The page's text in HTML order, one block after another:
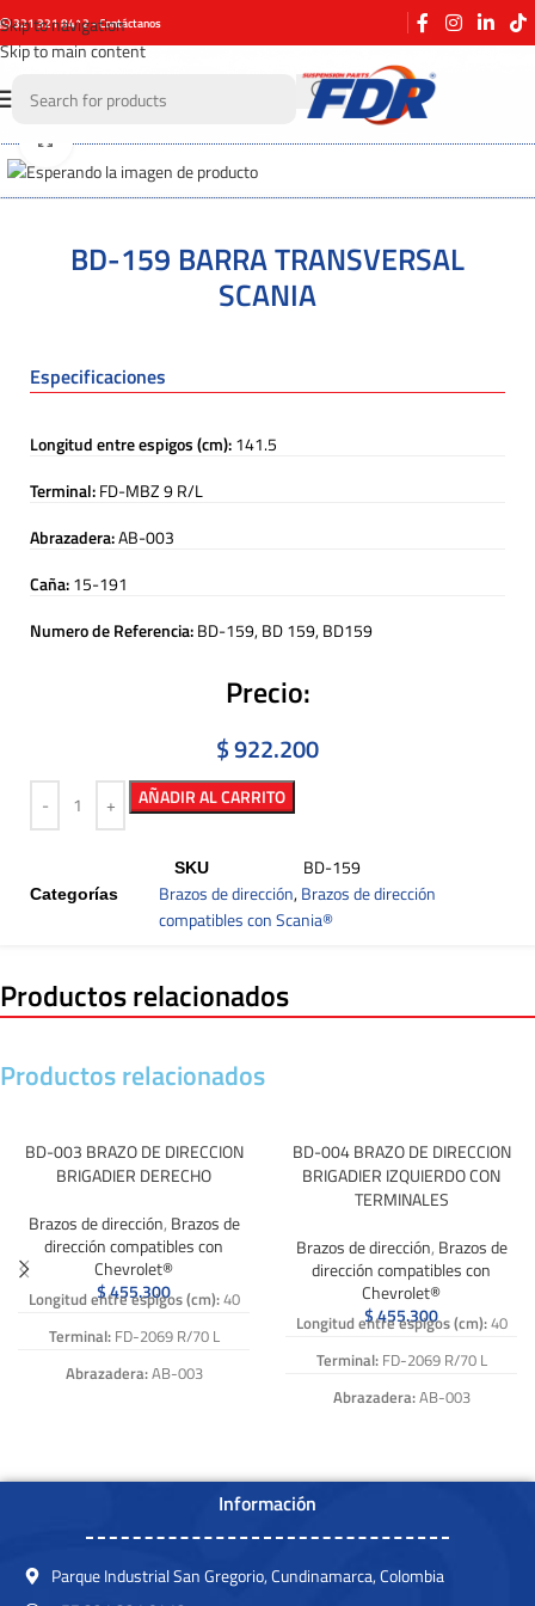
Skip to navigation
Skip to main content
321 321 8412 - Contáctanos
Click to enlarge
BD-159 BARRA TRANSVERSAL
SCANIA
Especificaciones
Longitud entre espigos (cm):141.5
Terminal:FD-MBZ 9 R/L
Abrazadera:AB-003
Caña:15-191
Numero de Referencia:BD-159, BD 159, BD159
Precio:
$922.200
AÑADIR AL CARRITO
SKU BD-159
Categorías Brazos de dirección,Brazos de dirección
compatibles con Scania®
Productos relacionados
Productos relacionados
BD-003 BRAZO DE DIRECCION
BRIGADIER DERECHO
Brazos de dirección, Brazos de
dirección compatibles con
Chevrolet®
$455.300
Longitud entre espigos (cm):40
Terminal:FD-2069 R/70 L
Abrazadera:AB-003
BD-004 BRAZO DE DIRECCION
BRIGADIER IZQUIERDO CON
TERMINALES
Brazos de dirección, Brazos de
dirección compatibles con
Chevrolet®
$455.300
Longitud entre espigos (cm):40
Terminal:FD-2069 R/70 L
Abrazadera:AB-003
Información
Parque Industrial San Gregorio, Cundinamarca, Colombia